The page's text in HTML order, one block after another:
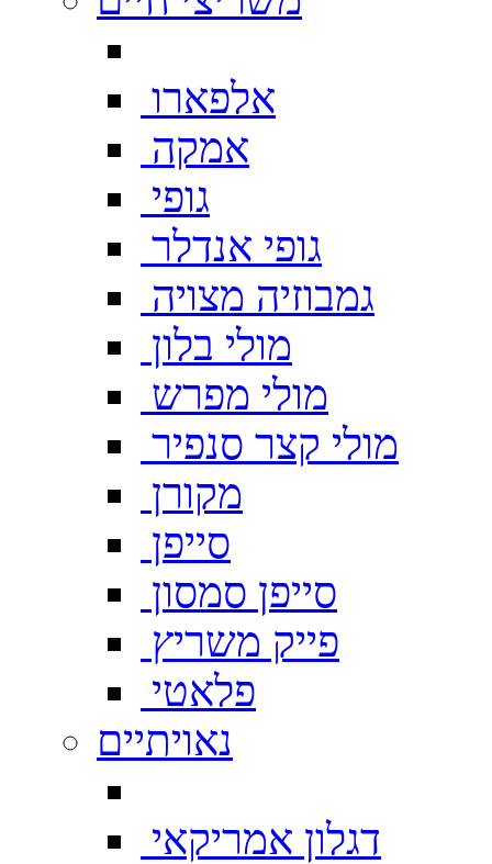
אלפארו
אמקה
גופי
גופי אנדלר
גמבוזיה מצויה
מולי בלון
מולי מפרש
מולי קצר סנפיר
מקורן
סייפן
סייפן סמסון
פייק משריץ
פלאטי
נאויתיים
דגלון אמריקאי